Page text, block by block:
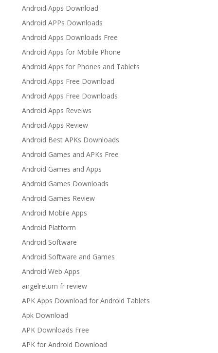
Android Apps Download
Android APPs Downloads
Android Apps Downloads Free
Android Apps for Mobile Phone
Android Apps for Phones and Tablets
Android Apps Free Download
Android Apps Free Downloads
Android Apps Reveiws
Android Apps Review
Android Best APKs Downloads
Android Games and APKs Free
Android Games and Apps
Android Games Downloads
Android Games Review
Android Mobile Apps
Android Platform
Android Software
Android Software and Games
Android Web Apps
angelreturn fr review
APK Apps Download for Android Tablets
Apk Download
APK Downloads Free
APK for Android Download